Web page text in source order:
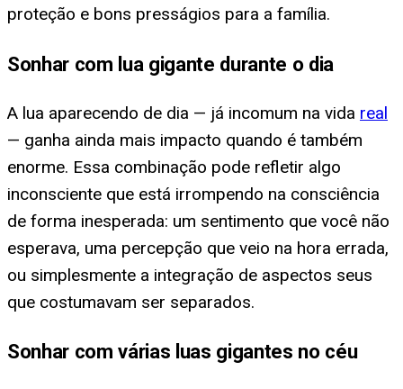
proteção e bons presságios para a família.
Sonhar com lua gigante durante o dia
A lua aparecendo de dia — já incomum na vida real
— ganha ainda mais impacto quando é também
enorme. Essa combinação pode refletir algo
inconsciente que está irrompendo na consciência
de forma inesperada: um sentimento que você não
esperava, uma percepção que veio na hora errada,
ou simplesmente a integração de aspectos seus
que costumavam ser separados.
Sonhar com várias luas gigantes no céu